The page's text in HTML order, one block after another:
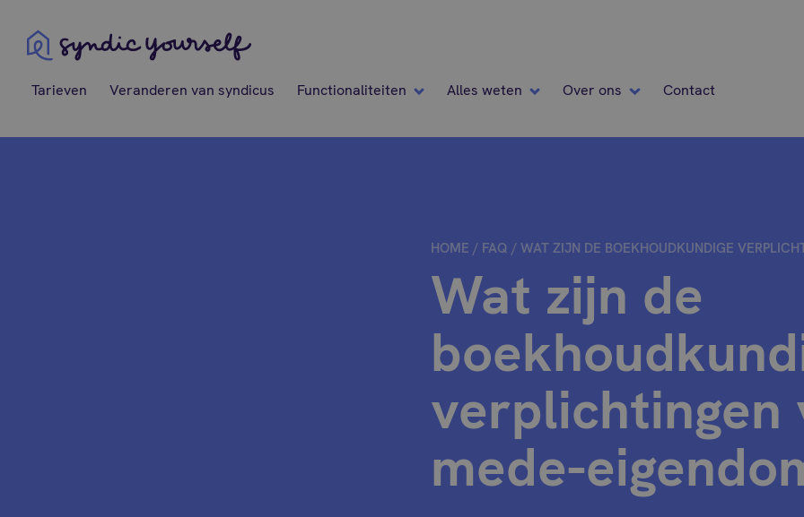
Syndic Yourself
Tarieven Veranderen van syndicus Functionaliteiten Alles weten Over ons Contact
HOME / FAQ /WAT ZIJN DE BOEKHOUDKUNDIGE
Wat zijn de
verplichtingen
mede-